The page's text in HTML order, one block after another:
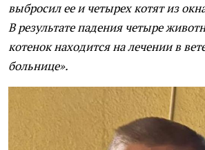
выбросил ее и четырех котят из
В результате падения четыре
котенок находится на лечении в
больнице».